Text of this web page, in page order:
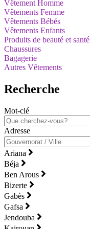
Vêtement Homme
Vêtements Femme
Vêtements Bébés
Vêtements Enfants
Produits de beauté et santé
Chaussures
Bagagerie
Autres Vêtements
Recherche
Mot-clé
Adresse
Ariana
Béja
Ben Arous
Bizerte
Gabès
Gafsa
Jendouba